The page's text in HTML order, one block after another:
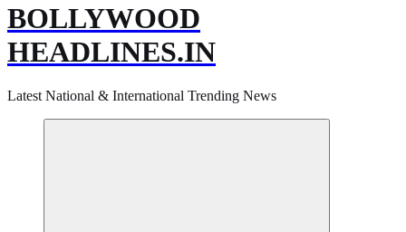
BOLLYWOOD
HEADLINES.IN
Latest National & International Trending News